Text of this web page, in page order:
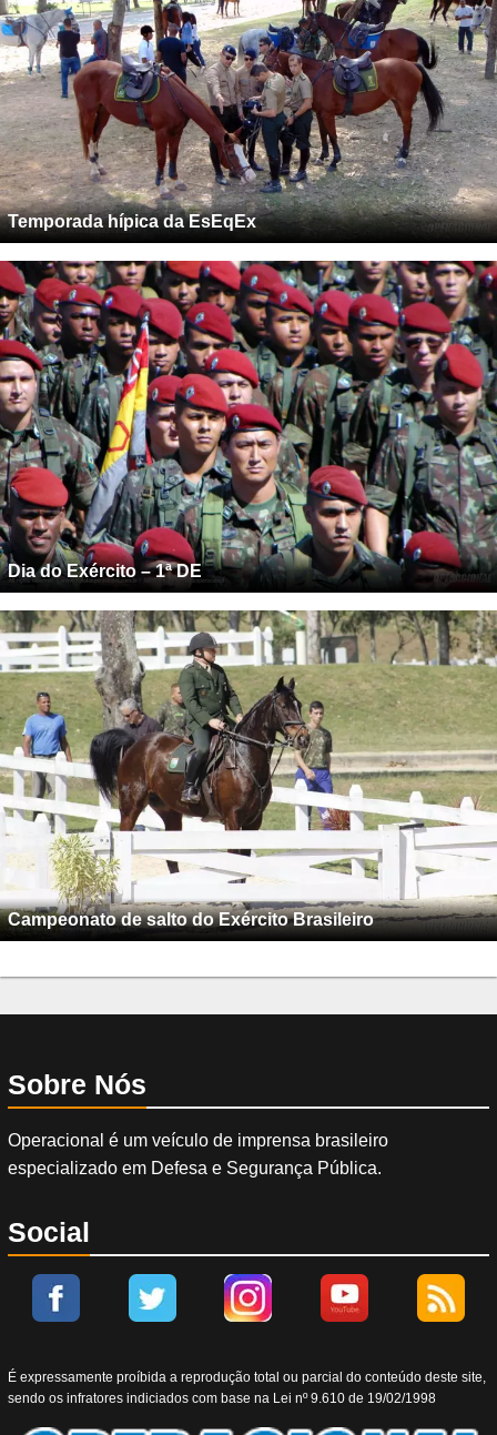
Temporada hípica da EsEqEx
Dia do Exército – 1ª DE
Campeonato de salto do Exército Brasileiro
Sobre Nós
Operacional é um veículo de imprensa brasileiro
especializado em Defesa e Segurança Pública.
Social
É expressamente proíbida a reprodução total ou parcial do conteúdo deste site,
sendo os infratores indiciados com base na Lei nº 9.610 de 19/02/1998